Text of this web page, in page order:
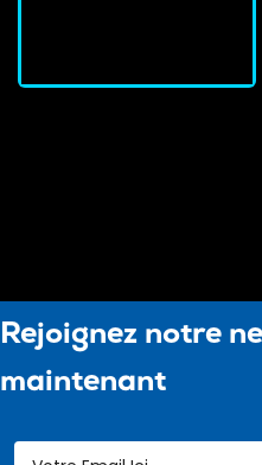
Rejoignez notre
maintenant